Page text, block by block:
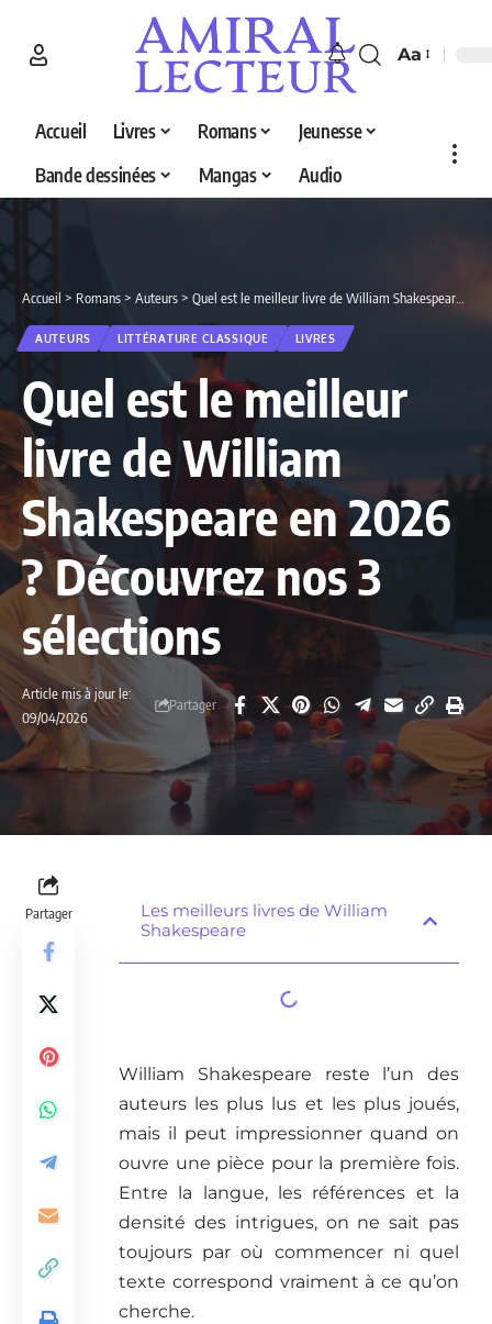
Aa
Accueil Livres Romans
Jeunesse
Bande dessinées
Mangas Audio
Accueil > Romans > Auteurs> Quel est le meilleur livre de William Shakespeare en 2026 ? Découvrez nos 3 sélections
AUTEURS LITTÉRATURE CLASSIQUE LIVRES
Quel est le meilleur
livre de William
Shakespeare en 2026
? Découvrez nos 3
sélections
Article mis à jour le:
09/04/2026
Partager
Partager
Les meilleurs livres de William
Shakespeare
William Shakespeare reste l’un des
auteurs les plus lus et les plus joués,
mais il peut impressionner quand on
ouvre une pièce pour la première fois.
Entre la langue, les références et la
densité des intrigues, on ne sait pas
toujours par où commencer ni quel
texte correspond vraiment à ce qu’on
cherche.